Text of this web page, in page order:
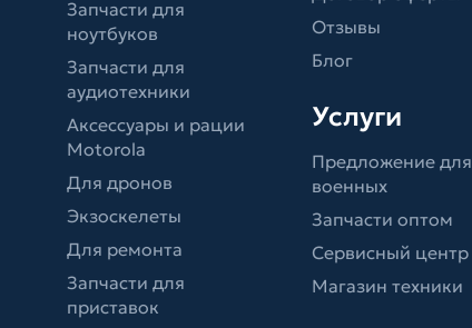
Запчасти для
ноутбуков
Запчасти для
аудиотехники
Аксессуары и рации
Motorola
Для дронов
Экзоскелеты
Для ремонта
Запчасти для
приставок
Отзывы
Блог
Услуги
Предложение для
военных
Запчасти оптом
Сервисный центр
Магазин техники